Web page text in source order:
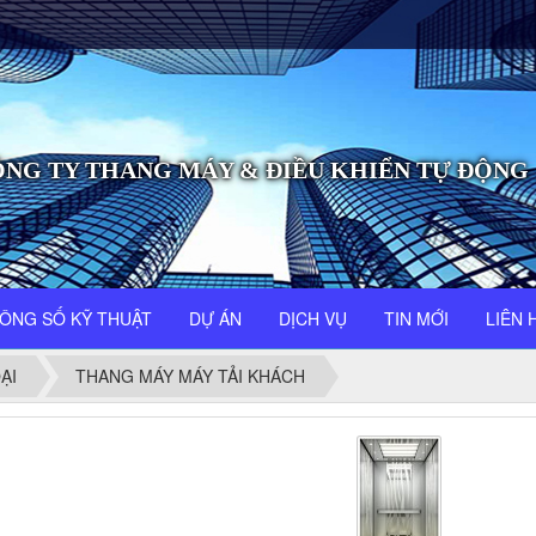
TY THANG MÁY & ĐIỀU KHIỂN TỰ ĐỘNG
SỐ KỸ THUẬT DỰ ÁN DỊCH VỤ TIN MỚI LIÊN
THANG MÁY MÁY TẢI KHÁCH